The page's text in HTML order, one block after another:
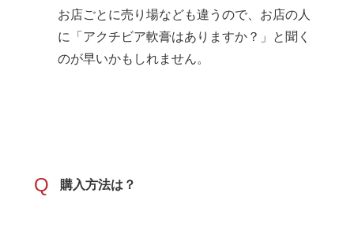
お店ごとに売り場なども違うので、お店の人
に「アクチビア軟膏はありますか？」と聞く
のが早いかもしれません。
Q 購入方法は？